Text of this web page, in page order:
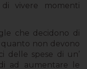
vivere momenti
che decidono di
quanto non devono
delle spese di un’
ad aumentare le